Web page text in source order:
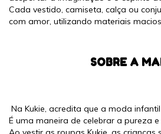
Cada vestido, camiseta, calça ou
com amor, utilizando materiais
SOBRE A
Na Kukie, acredita que a moda
É uma maneira de celebrar a pureza